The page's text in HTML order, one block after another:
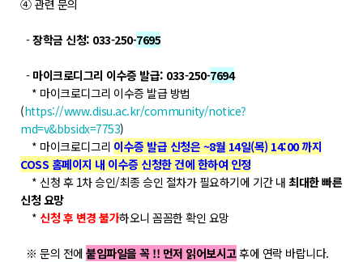
POLARIS TMI
POLAR GATE
④ 관련 문의
-장학금 신청: 033-250-7695
- 마이크로디그리 이수증 발급: 033-250-7694
* 마이크로디그리 이수증 발급 방법
(https://www.disu.ac.kr/community/notice?
md=v&bbsidx=7753)
* 마이크로디그리 이수증 발급 신청은 ~8월 14일(목) 14:00 까지
COSS 홈페이지 내 이수증 신청한 건에 한하여 인정
* 신청 후 1차 승인/최종 승인 절차가 필요하기에 기간 내 최대한 빠른
신청 요망
* 신청 후 변경 불가하오니 꼼꼼한 확인 요망
※ 문의 전에 붙임파일을 꼭 !! 먼저 읽어보시고후에 연락 바랍니다.